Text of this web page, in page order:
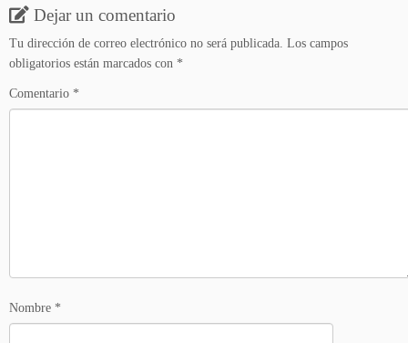
Dejar un comentario
Tu dirección de correo electrónico no será publicada. Los campos
obligatorios están marcados con *
Comentario *
Nombre *